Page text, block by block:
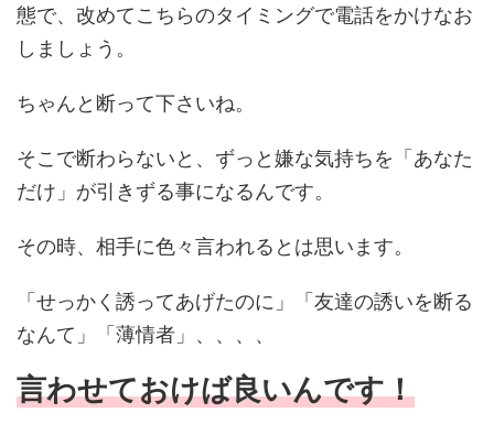
態で、改めてこちらのタイミングで電話をかけなお
しましょう。
ちゃんと断って下さいね。
そこで断わらないと、ずっと嫌な気持ちを「あなた
だけ」が引きずる事になるんです。
その時、相手に色々言われるとは思います。
「せっかく誘ってあげたのに」「友達の誘いを断る
なんて」「薄情者」、、、、
言わせておけば良いんです！